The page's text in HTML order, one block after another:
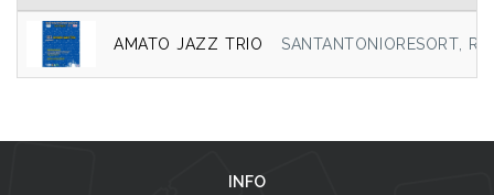
AMATO JAZZ TRIO SANTANTONIORESORT,
INFO